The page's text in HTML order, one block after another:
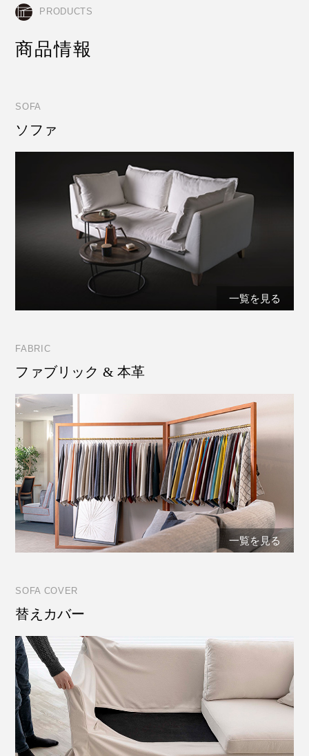
PRODUCTS
商品情報
SOFA
ソファ
一覧を見る
FABRIC
ファブリック & 本革
一覧を見る
SOFA COVER
替えカバー